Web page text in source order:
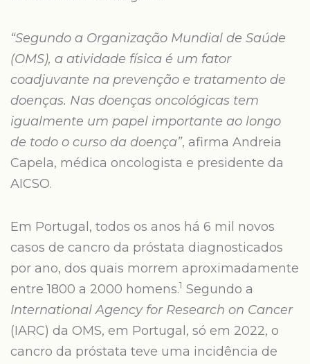
“Segundo a Organização Mundial de Saúde
(OMS), a atividade física é um fator
coadjuvante na prevenção e tratamento de
doenças. Nas doenças oncológicas tem
igualmente um papel importante ao longo
de todo o curso da doença”, afirma Andreia
Capela, médica oncologista e presidente da
AICSO.
Em Portugal, todos os anos há 6 mil novos
casos de cancro da próstata diagnosticados
por ano, dos quais morrem aproximadamente
entre 1800 a 2000 homens.1 Segundo a
International Agency for Research on Cancer
(IARC) da OMS, em Portugal, só em 2022, o
cancro da próstata teve uma incidência de